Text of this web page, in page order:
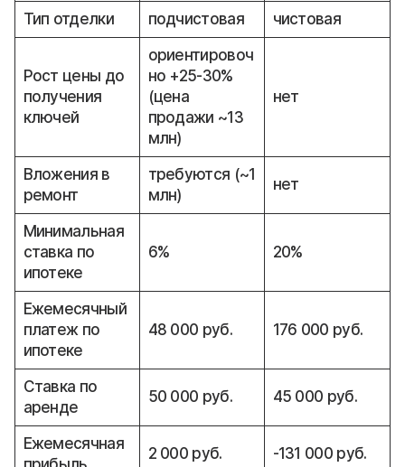
Тип отделки подчистовая чистовая
Рост цены до
получения
ключей
ориентировоч
но +25-30%
(цена
продажи ~13
млн)
нет
Вложения в
ремонт
требуются (~1
млн)
нет
Минимальная
ставка по
ипотеке
6% 20%
Ежемесячный
платеж по
ипотеке
48 000 руб. 176 000 руб.
Ставка по
аренде
50 000 руб. 45 000 руб.
Ежемесячная
2 000 руб. -131 000 руб.